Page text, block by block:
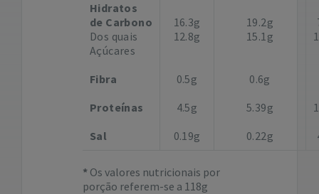
Hidratos
de Carbono
Dos quais
Açúcares
16.3g
12.8g
19.2g
15.1g
Fibra 0.5g
0.6g
Proteínas
4.5g 5.39g
Sal
0.19g 0.22g
Os valores nutricionais por
porção referem-se a 118g